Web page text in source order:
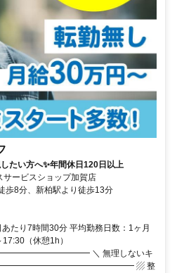
たい方へ✨年間休日120日以上
ービスショップ加賀店
歩8分、新柏駅より徒歩13分
たり7時間30分 平均勤務日数：1ヶ月
（休憩1h）
＼ 無理しないキ
━━━━━━━━━━━━━━━━━━━ ▨ 整